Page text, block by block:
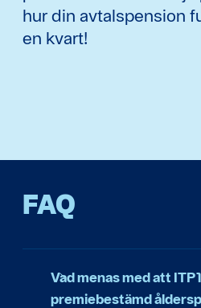
hur din avtalspension
en kvart!
FAQ
Vad menas med att
premiebestämd